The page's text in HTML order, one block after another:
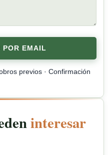
POR EMAIL
previos · Confirmación
interesar